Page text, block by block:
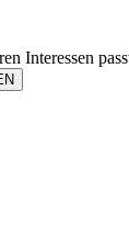
Interessen